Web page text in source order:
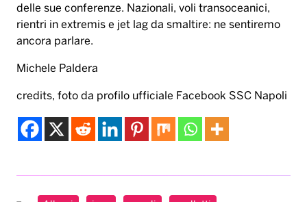
delle sue conferenze. Nazionali, voli transoceanici,
rientri in extremis e jet lag da smaltire: ne sentiremo
ancora parlare.
Michele Paldera
credits, foto da profilo ufficiale Facebook SSC Napoli